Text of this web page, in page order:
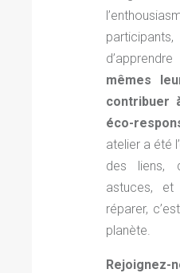
mêmes
contribuer
éco-
atelier a été
des liens,
astuces,
réparer,
planète.